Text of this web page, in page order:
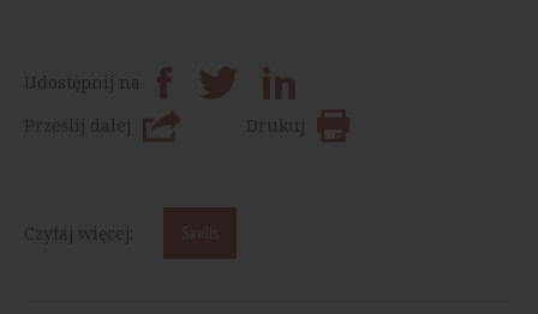
Udostępnij na
Prześlij dalej
Drukuj
Czytaj więcej: Savills